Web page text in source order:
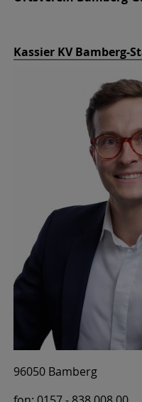
Kassier KV Bamberg-
96050 Bamberg